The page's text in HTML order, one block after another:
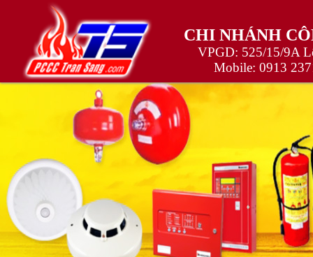
CHI NHÁNH
VPGD: 525/15/9A
Mobile: 0913